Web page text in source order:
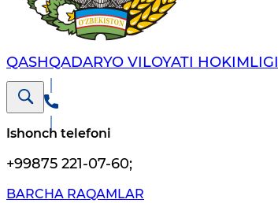
QASHQADARYO VILOYATI HОKIMLIGI
Ishonch telefoni
+99875 221-07-60;
BARCHA RAQAMLAR